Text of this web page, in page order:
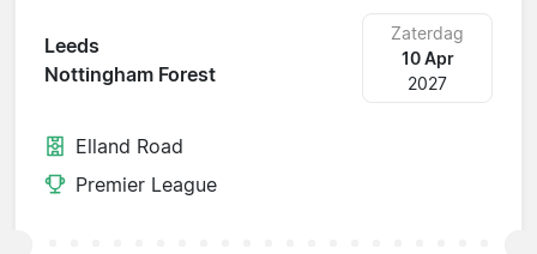
Leeds
Nottingham Forest
Zaterdag
10 Apr
2027
Elland Road
Premier League